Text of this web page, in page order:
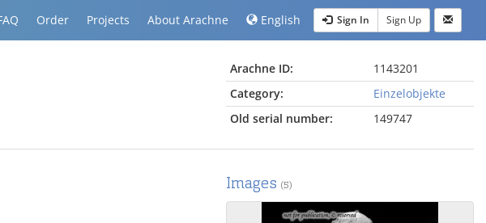
Order Projects About Arachne English Sign In Sign Up
Arachne ID:
1143201
Category:
Einzelobjekte
Old serial number:
149747
Images (5)